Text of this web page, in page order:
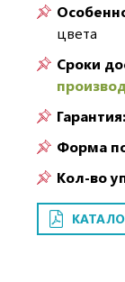
цвета
Сроки
Гарантия:
Форма
Кол-во